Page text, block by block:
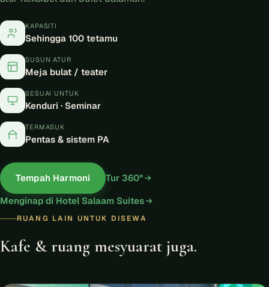
KAPASITI
Sehingga 100 tetamu
SUSUN ATUR
Meja bulat / teater
SESUAI UNTUK
Kenduri · Seminar
TERMASUK
Pentas & sistem PA
Tempah Harmoni
Tur 360°
Menginap di Hotel Salaam Suites
RUANG LAIN UNTUK DISEWA
Kafe & ruang mesyuarat juga.